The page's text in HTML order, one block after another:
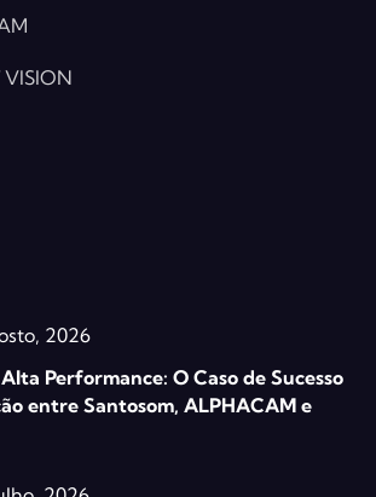
2026
Performance: O Caso de Sucesso
entre Santosom, ALPHACAM e